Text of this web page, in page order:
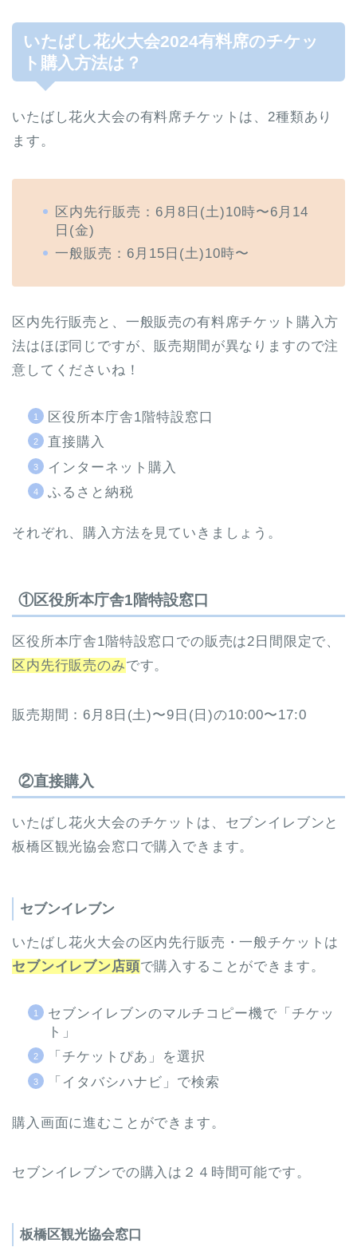
いたばし花火大会2024有料席のチケッ
ト購入方法は？
いたばし花火大会の有料席チケットは、2種類あり
ます。
区内先行販売：6月8日(土)10時〜6月14
日(金)
一般販売：6月15日(土)10時〜
区内先行販売と、一般販売の有料席チケット購入方
法はほぼ同じですが、販売期間が異なりますので注
意してくださいね！
区役所本庁舎1階特設窓口
直接購入
インターネット購入
ふるさと納税
それぞれ、購入方法を見ていきましょう。
①区役所本庁舎1階特設窓口
区役所本庁舎1階特設窓口での販売は2日間限定で、
区内先行販売のみです。
販売期間：6月8日(土)〜9日(日)の10:00〜17:0
②直接購入
いたばし花火大会のチケットは、セブンイレブンと
板橋区観光協会窓口で購入できます。
セブンイレブン
いたばし花火大会の区内先行販売・一般チケットは
セブンイレブン店頭で購入することができます。
セブンイレブンのマルチコピー機で「チケッ
ト」
「チケットぴあ」を選択
「イタバシハナビ」で検索
購入画面に進むことができます。
セブンイレブンでの購入は２４時間可能です。
板橋区観光協会窓口